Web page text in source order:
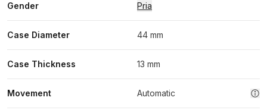
Gender Pria
Case Diameter 44 mm
Case Thickness 13 mm
Movement Automatic